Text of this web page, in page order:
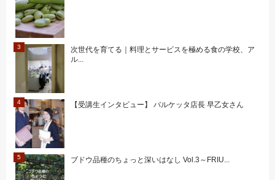
次世代を育てる｜料理とサービスを極める食の学校、ア
ル...
【受講生インタビュー】 バルケッタ店長 早乙女さん
ブドウ品種のちょっと深いはなし Vol.3～FRIU...